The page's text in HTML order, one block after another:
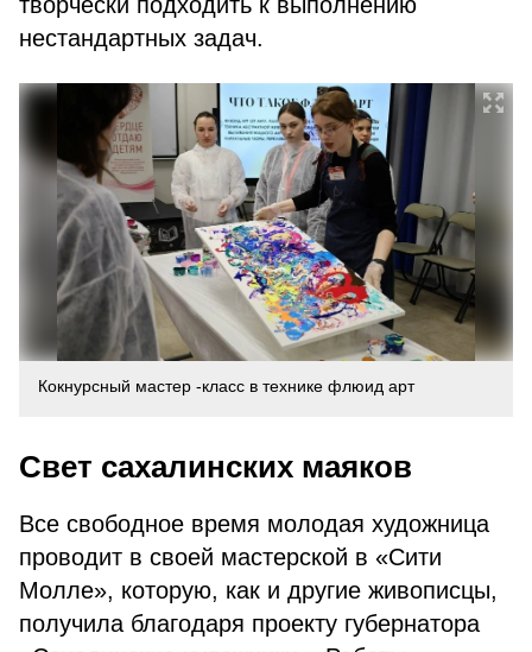
нестандартных задач.
Кокнурсный мастер -класс в технике флюид арт
Свет сахалинских маяков
Все свободное время молодая художница
проводит в своей мастерской в «Сити
Молле», которую, как и другие живописцы,
получила благодаря проекту губернатора